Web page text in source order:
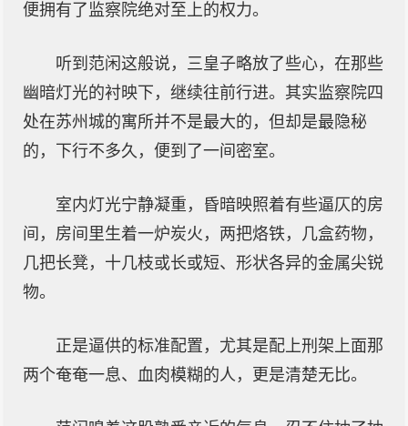
便拥有了监察院绝对至上的权力。
听到范闲这般说，三皇子略放了些心，在那些
幽暗灯光的衬映下，继续往前行进。其实监察院四
处在苏州城的寓所并不是最大的，但却是最隐秘
的，下行不多久，便到了一间密室。
室内灯光宁静凝重，昏暗映照着有些逼仄的房
间，房间里生着一炉炭火，两把烙铁，几盒药物，
几把长凳，十几枝或长或短、形状各异的金属尖锐
物。
正是逼供的标准配置，尤其是配上刑架上面那
两个奄奄一息、血肉模糊的人，更是清楚无比。